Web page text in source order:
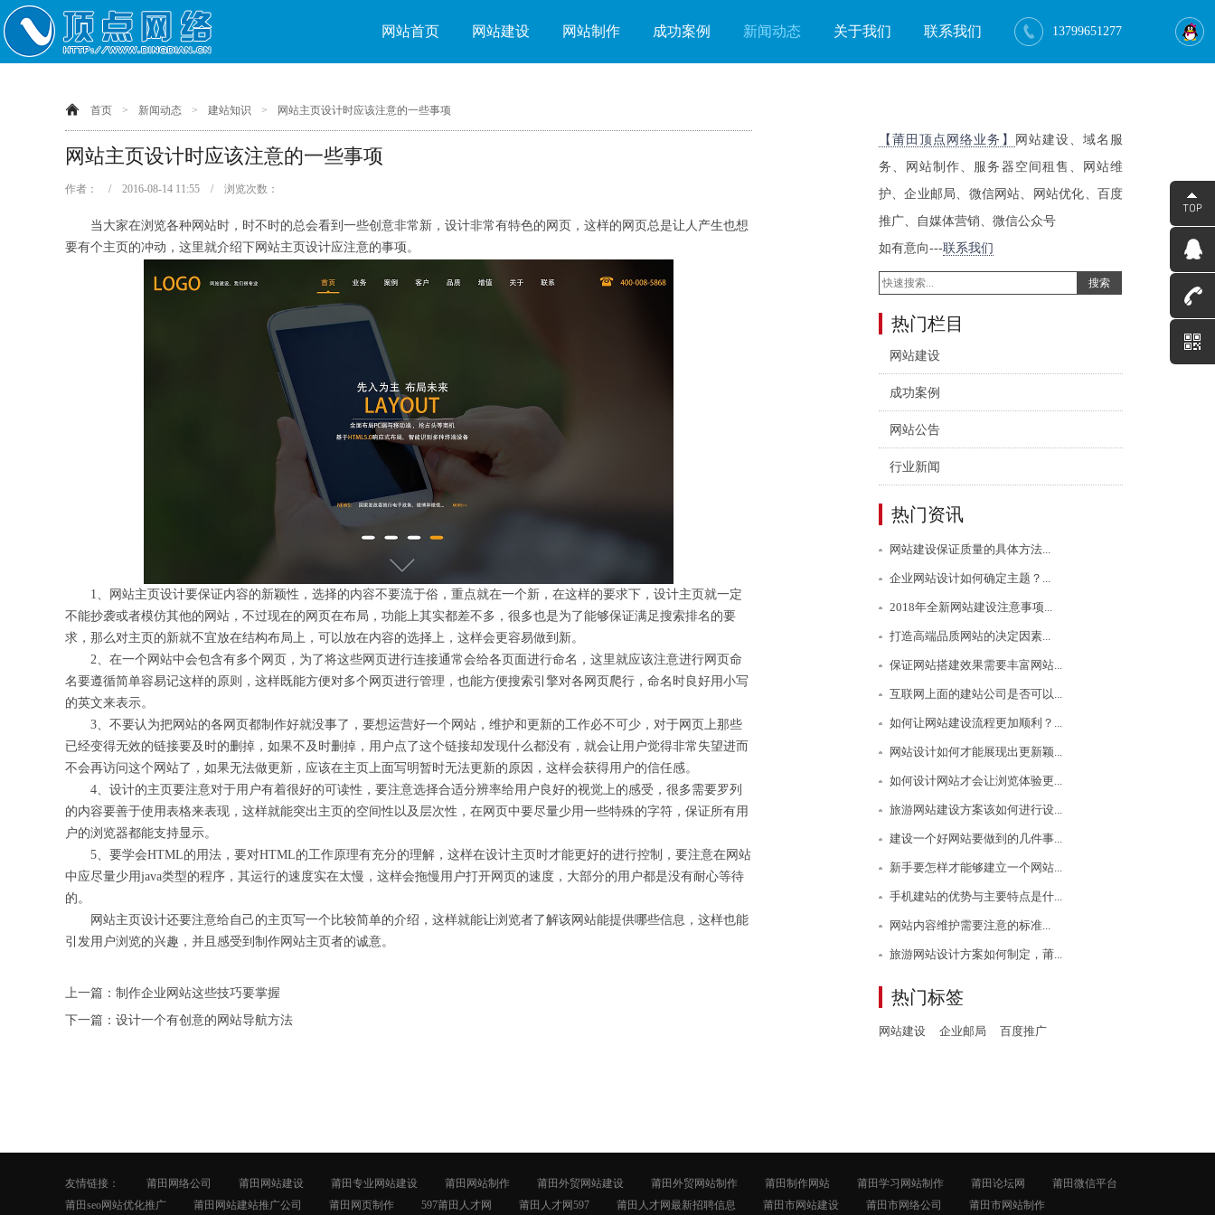
网站首页 网站建设 网站制作 成功案例 新闻动态 关于我们 联系我们 13799651277
首页 > 新闻动态 > 建站知识 > 网站主页设计时应该注意的一些事项
网站主页设计时应该注意的一些事项
作者： / 2016-08-14 11:55 / 浏览次数：
当大家在浏览各种网站时，时不时的总会看到一些创意非常新，设计非常有特色的网页，这样的网页总是让人产生也想
要有个主页的冲动，这里就介绍下网站主页设计应注意的事项。
1、网站主页设计要保证内容的新颖性，选择的内容不要流于俗，重点就在一个新，在这样的要求下，设计主页就一定
不能抄袭或者模仿其他的网站，不过现在的网页在布局，功能上其实都差不多，很多也是为了能够保证满足搜索排名的要
求，那么对主页的新就不宜放在结构布局上，可以放在内容的选择上，这样会更容易做到新。
2、在一个网站中会包含有多个网页，为了将这些网页进行连接通常会给各页面进行命名，这里就应该注意进行网页命
名要遵循简单容易记这样的原则，这样既能方便对多个网页进行管理，也能方便搜索引擎对各网页爬行，命名时良好用小写
的英文来表示。
3、不要认为把网站的各网页都制作好就没事了，要想运营好一个网站，维护和更新的工作必不可少，对于网页上那些
已经变得无效的链接要及时的删掉，如果不及时删掉，用户点了这个链接却发现什么都没有，就会让用户觉得非常失望进而
不会再访问这个网站了，如果无法做更新，应该在主页上面写明暂时无法更新的原因，这样会获得用户的信任感。
4、设计的主页要注意对于用户有着很好的可读性，要注意选择合适分辨率给用户良好的视觉上的感受，很多需要罗列
的内容要善于使用表格来表现，这样就能突出主页的空间性以及层次性，在网页中要尽量少用一些特殊的字符，保证所有用
户的浏览器都能支持显示。
5、要学会HTML的用法，要对HTML的工作原理有充分的理解，这样在设计主页时才能更好的进行控制，要注意在网站
中应尽量少用java类型的程序，其运行的速度实在太慢，这样会拖慢用户打开网页的速度，大部分的用户都是没有耐心等待
的。
网站主页设计还要注意给自己的主页写一个比较简单的介绍，这样就能让浏览者了解该网站能提供哪些信息，这样也能
引发用户浏览的兴趣，并且感受到制作网站主页者的诚意。
上一篇： 制作企业网站这些技巧要掌握
下一篇： 设计一个有创意的网站导航方法
【莆田顶点网络业务】
网站建设、域名服
务、网站制作、服务器空间租售、网站维
护、企业邮局、微信网站、网站优化、百度
推广、自媒体营销、微信公众号
如有意向---联系我们
搜索
热门栏目
网站建设
成功案例
网站公告
行业新闻
热门资讯
网站建设保证质量的具体方法...
企业网站设计如何确定主题？...
2018年全新网站建设注意事项...
打造高端品质网站的决定因素...
保证网站搭建效果需要丰富网站...
互联网上面的建站公司是否可以...
如何让网站建设流程更加顺利？...
网站设计如何才能展现出更新颖...
如何设计网站才会让浏览体验更...
旅游网站建设方案该如何进行设...
建设一个好网站要做到的几件事...
新手要怎样才能够建立一个网站...
手机建站的优势与主要特点是什...
网站内容维护需要注意的标准...
旅游网站设计方案如何制定，莆...
热门标签
网站建设 企业邮局 百度推广
友情链接： 莆田网络公司 莆田网站建设 莆田专业网站建设 莆田网站制作 莆田外贸网站建设 莆田外贸网站制作 莆田制作网站 莆田学习网站制作 莆田论坛网
莆田微信平台
莆田seo网站优化推广
莆田网站建站推广公司 莆田网页制作 597莆田人才网 莆田人才网597 莆田人才网最新招聘信息 莆田市网站建设 莆田市网络公司 莆田市网站制作